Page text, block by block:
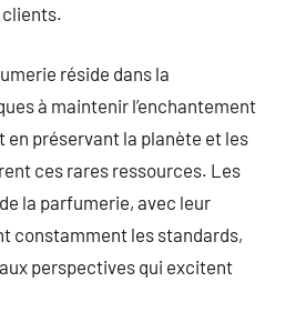
réside dans la
à maintenir l’enchantement
en préservant la planète et les
ces rares ressources. Les
la parfumerie, avec leur
constamment les standards,
perspectives qui excitent